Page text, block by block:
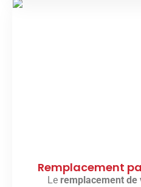
Remplacement
Le remplacement